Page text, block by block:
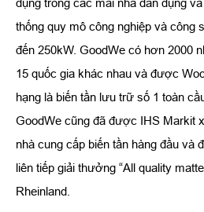
dụng trong các mái nhà dân dụng
thống quy mô công nghiệp và công
đến 250kW. GoodWe có hơn 2000
15 quốc gia khác nhau và được
hạng là biến tần lưu trữ số 1 toàn
GoodWe cũng đã được IHS Markit
nhà cung cấp biến tần hàng đầu và
liên tiếp giải thưởng “All quality
Rheinland.